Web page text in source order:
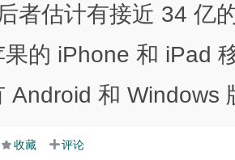
者估计有接近 34 亿
果的 iPhone 和 iPad
Android 和 Windows
收藏 评论